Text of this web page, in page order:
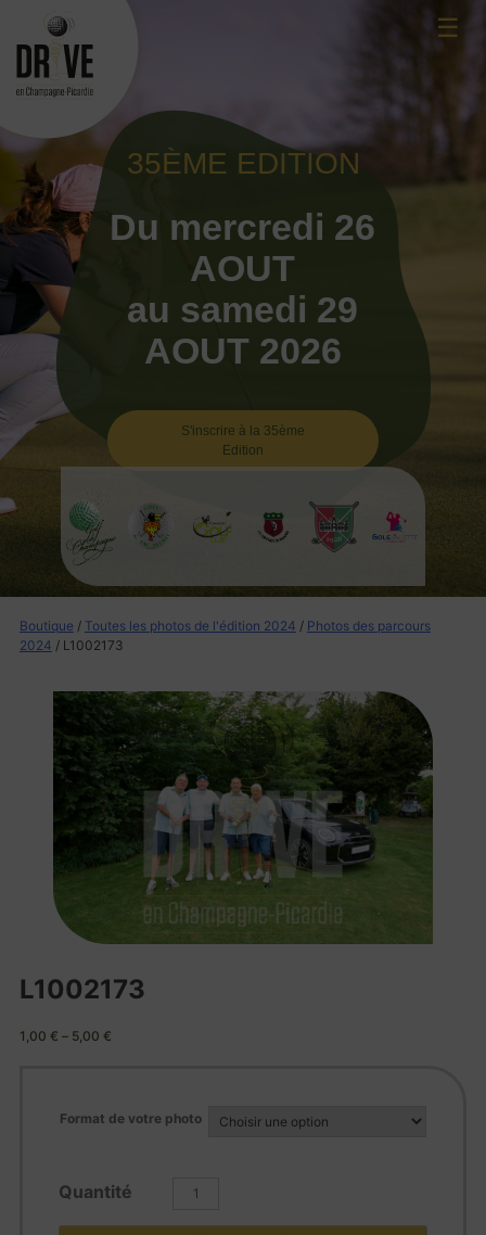
content
☰
35ÈME EDITION
Du mercredi 26
AOUT
au samedi 29
AOUT 2026
S'inscrire à la 35ème
Edition
Boutique / Toutes les photos de l'édition 2024 / Photos des parcours
2024 / L1002173
L1002173
1,00 € – 5,00 €
Format de votre photo
quantité
L1002173